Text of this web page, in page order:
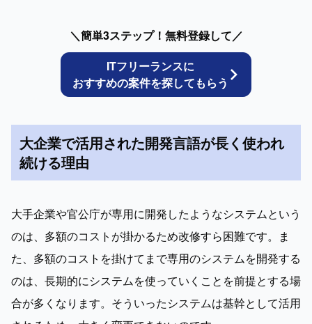
＼簡単3ステップ！無料登録して／
ITフリーランスに
おすすめの案件を探してもらう
大企業で活用された開発言語が長く使われ
続ける理由
大手企業や官公庁が専用に開発したようなシステムという
のは、多額のコストが掛かるため改修すら困難です。ま
た、多額のコストを掛けてまで専用のシステムを開発する
のは、長期的にシステムを使っていくことを前提とする場
合が多くなります。そういったシステムは基幹として活用